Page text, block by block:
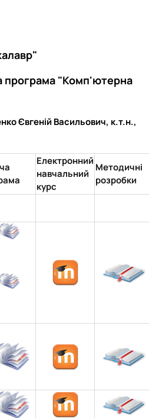
програма "Комп'ютерна
Євгеній Васильович, к.т.н.,
Електронний
навчальний
курс
Методичні
розробки